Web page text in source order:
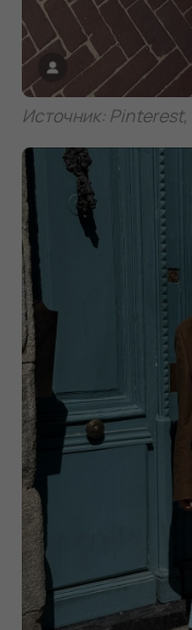
Источник: Pinterest,